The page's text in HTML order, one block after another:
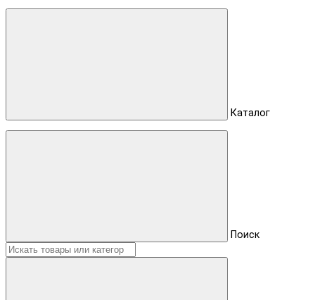
Каталог
Поиск